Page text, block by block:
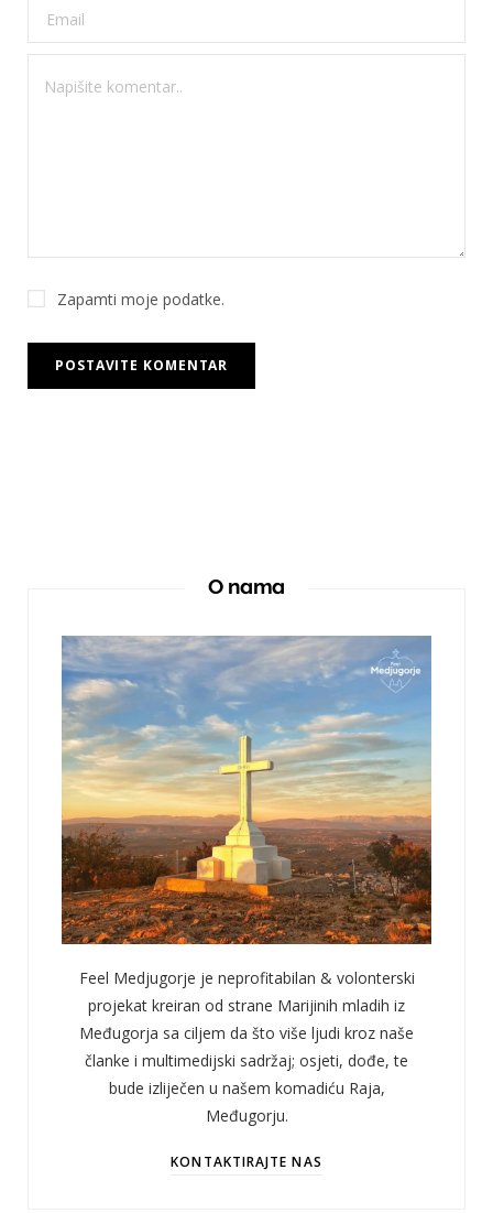
Zapamti moje podatke.
O nama
Feel Medjugorje je neprofitabilan & volonterski
projekat kreiran od strane Marijinih mladih iz
Međugorja sa ciljem da što više ljudi kroz naše
članke i multimedijski sadržaj; osjeti, dođe, te
bude izliječen u našem komadiću Raja,
Međugorju.
KONTAKTIRAJTE NAS